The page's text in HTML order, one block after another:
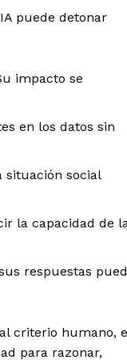
puede detonar
impacto se
en los datos sin
situación social
la capacidad de
respuestas
criterio humano,
para razonar,